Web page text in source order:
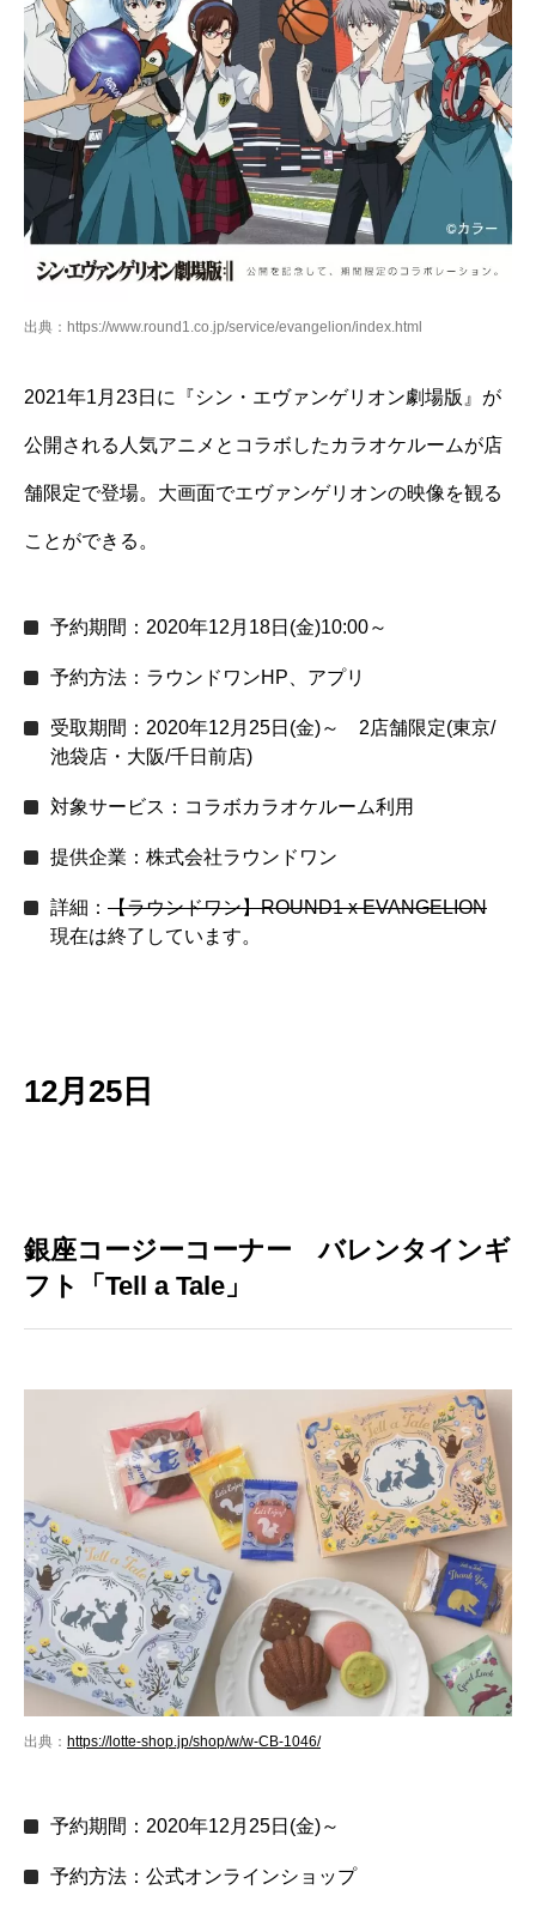
出典：https://www.round1.co.jp/service/evangelion/index.html
2021年1月23日に『シン・エヴァンゲリオン劇場版』が
公開される人気アニメとコラボしたカラオケルームが店
舗限定で登場。大画面でエヴァンゲリオンの映像を観る
ことができる。
予約期間：2020年12月18日(金)10:00～
予約方法：ラウンドワンHP、アプリ
受取期間：2020年12月25日(金)～ 2店舗限定(東京/
池袋店・大阪/千日前店)
対象サービス：コラボカラオケルーム利用
提供企業：株式会社ラウンドワン
詳細： 【ラウンドワン】ROUND1 x EVANGELION
現在は終了しています。
12月25日
銀座コージーコーナー バレンタインギ
フト「Tell a Tale」
出典： https://lotte-shop.jp/shop/w/w-CB-1046/
予約期間：2020年12月25日(金)～
予約方法：公式オンラインショップ